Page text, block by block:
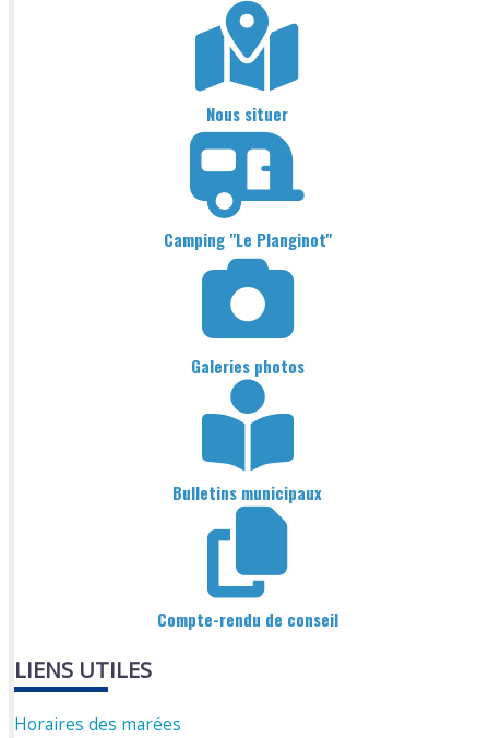
Nous situer
Camping "Le Planginot"
Galeries photos
Bulletins municipaux
Compte-rendu de conseil
LIENS UTILES
Horaires des marées